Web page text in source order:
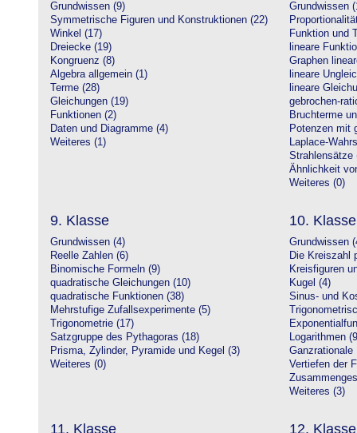
Grundwissen (9)
Symmetrische Figuren und Konstruktionen (22)
Winkel (17)
Dreiecke (19)
Kongruenz (8)
Algebra allgemein (1)
Terme (28)
Gleichungen (19)
Funktionen (2)
Daten und Diagramme (4)
Weiteres (1)
Grundwissen
Funktion und
lineare
Graphen
lineare
lineare
gebrochen-
Bruchterme
Potenzen mit
Laplace-
Strahlensätze
Ähnlichkeit
Weiteres (0)
9. Klasse
Grundwissen (4)
Reelle Zahlen (6)
Binomische Formeln (9)
quadratische Gleichungen (10)
quadratische Funktionen (38)
Mehrstufige Zufallsexperimente (5)
Trigonometrie (17)
Satzgruppe des Pythagoras (18)
Prisma, Zylinder, Pyramide und Kegel (3)
Weiteres (0)
10. Klasse
Grundwissen
Die Kreiszahl
Kreisfiguren
Kugel (4)
Sinus- und
Logarithmen
Ganzrationale
Vertiefen der
Weiteres (3)
11. Klasse 12. Klasse